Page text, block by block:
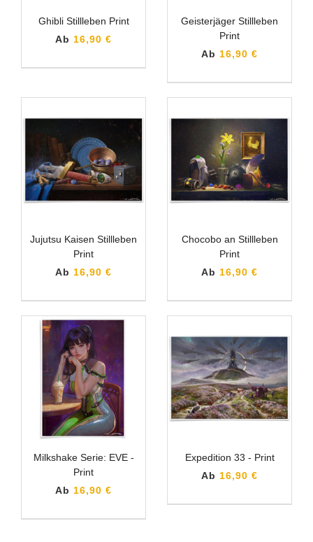
Ghibli Stillleben Print
Ab 16,90 €
Geisterjäger Stillleben
Print
Ab 16,90 €
Jujutsu Kaisen Stillleben
Print
Ab 16,90 €
Chocobo an Stillleben
Print
Ab 16,90 €
Milkshake Serie: EVE -
Print
Ab 16,90 €
Expedition 33 - Print
Ab 16,90 €